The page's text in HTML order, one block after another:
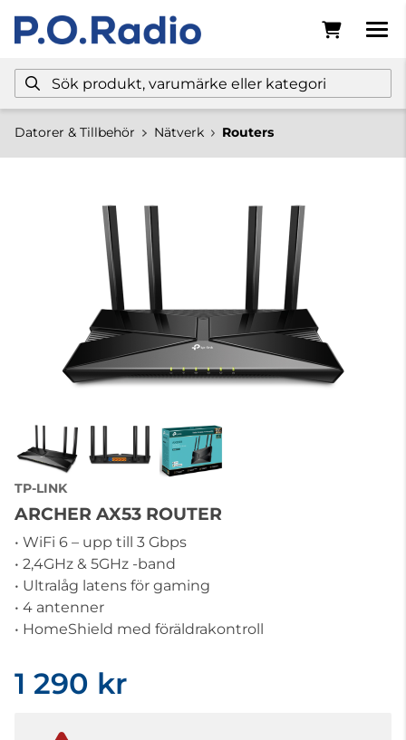
Datorer & Tillbehör Nätverk Routers
TP-LINK
ARCHER AX53 ROUTER
• WiFi 6 – upp till 3 Gbps
• 2,4GHz & 5GHz -band
• Ultralåg latens för gaming
• 4 antenner
• HomeShield med föräldrakontroll
1 290 kr